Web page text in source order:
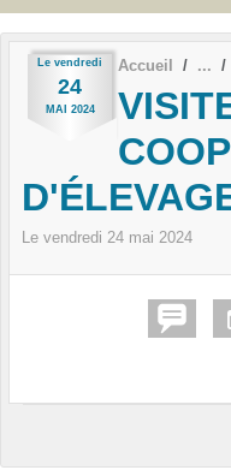
Le vendredi
24
MAI 2024
Accueil
Le vendredi 24 mai 2024